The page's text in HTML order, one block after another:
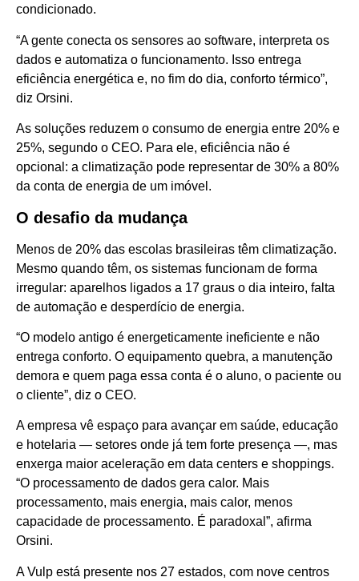
condicionado.
“A gente conecta os sensores ao software, interpreta os
dados e automatiza o funcionamento. Isso entrega
eficiência energética e, no fim do dia, conforto térmico”,
diz Orsini.
As soluções reduzem o consumo de energia entre 20% e
25%, segundo o CEO. Para ele, eficiência não é
opcional: a climatização pode representar de 30% a 80%
da conta de energia de um imóvel.
O desafio da mudança
Menos de 20% das escolas brasileiras têm climatização.
Mesmo quando têm, os sistemas funcionam de forma
irregular: aparelhos ligados a 17 graus o dia inteiro, falta
de automação e desperdício de energia.
“O modelo antigo é energeticamente ineficiente e não
entrega conforto. O equipamento quebra, a manutenção
demora e quem paga essa conta é o aluno, o paciente ou
o cliente”, diz o CEO.
A empresa vê espaço para avançar em saúde, educação
e hotelaria — setores onde já tem forte presença —, mas
enxerga maior aceleração em data centers e shoppings.
“O processamento de dados gera calor. Mais
processamento, mais energia, mais calor, menos
capacidade de processamento. É paradoxal”, afirma
Orsini.
A Vulp está presente nos 27 estados, com nove centros